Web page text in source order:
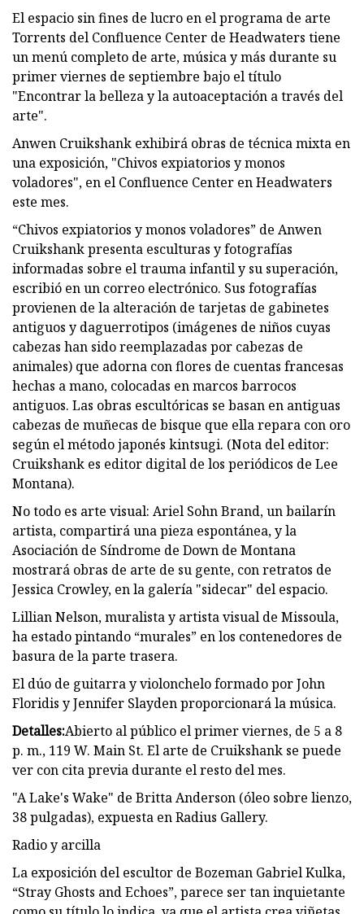
El espacio sin fines de lucro en el programa de arte
Torrents del Confluence Center de Headwaters tiene
un menú completo de arte, música y más durante su
primer viernes de septiembre bajo el título
"Encontrar la belleza y la autoaceptación a través del
arte".
Anwen Cruikshank exhibirá obras de técnica mixta en
una exposición, "Chivos expiatorios y monos
voladores", en el Confluence Center en Headwaters
este mes.
“Chivos expiatorios y monos voladores” de Anwen
Cruikshank presenta esculturas y fotografías
informadas sobre el trauma infantil y su superación,
escribió en un correo electrónico. Sus fotografías
provienen de la alteración de tarjetas de gabinetes
antiguos y daguerrotipos (imágenes de niños cuyas
cabezas han sido reemplazadas por cabezas de
animales) que adorna con flores de cuentas francesas
hechas a mano, colocadas en marcos barrocos
antiguos. Las obras escultóricas se basan en antiguas
cabezas de muñecas de bisque que ella repara con oro
según el método japonés kintsugi. (Nota del editor:
Cruikshank es editor digital de los periódicos de Lee
Montana).
No todo es arte visual: Ariel Sohn Brand, un bailarín
artista, compartirá una pieza espontánea, y la
Asociación de Síndrome de Down de Montana
mostrará obras de arte de su gente, con retratos de
Jessica Crowley, en la galería "sidecar" del espacio.
Lillian Nelson, muralista y artista visual de Missoula,
ha estado pintando “murales” en los contenedores de
basura de la parte trasera.
El dúo de guitarra y violonchelo formado por John
Floridis y Jennifer Slayden proporcionará la música.
Detalles:Abierto al público el primer viernes, de 5 a 8
p. m., 119 W. Main St. El arte de Cruikshank se puede
ver con cita previa durante el resto del mes.
"A Lake's Wake" de Britta Anderson (óleo sobre lienzo,
38 pulgadas), expuesta en Radius Gallery.
Radio y arcilla
La exposición del escultor de Bozeman Gabriel Kulka,
“Stray Ghosts and Echoes”, parece ser tan inquietante